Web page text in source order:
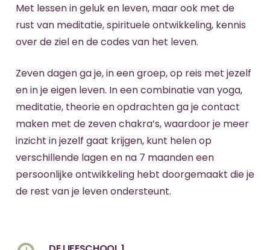
Met lessen in geluk en leven, maar ook met de
rust van meditatie, spirituele ontwikkeling, kennis
over de ziel en de codes van het leven.
Zeven dagen ga je, in een groep, op reis met jezelf
en in je eigen leven. In een combinatie van yoga,
meditatie, theorie en opdrachten ga je contact
maken met de zeven chakra’s, waardoor je meer
inzicht in jezelf gaat krijgen, kunt helen op
verschillende lagen en na 7 maanden een
persoonlijke ontwikkeling hebt doorgemaakt die je
de rest van je leven ondersteunt.